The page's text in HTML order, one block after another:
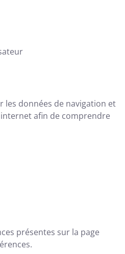
les données de navigation et
afin de comprendre
présentes sur la page